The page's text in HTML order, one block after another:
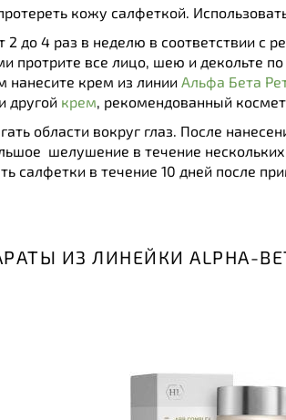
кожу салфеткой.
2 до 4 раз в неделю в соответствии
протрите все лицо, шею и декольте
нанесите крем из линии Альфа Бета
другой крем, рекомендованный
области вокруг глаз. После
шелушение в течение
салфетки в течение 10 дней после
ИЗ ЛИНЕЙКИ ALPHA-